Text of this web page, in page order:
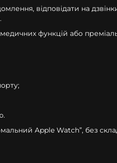
відповідати на
функцій або
Apple Watch”, без